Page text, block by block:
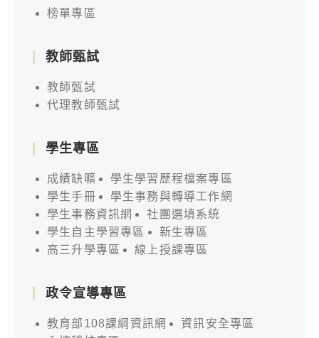
榜單專區
教師甄試
教師甄試
代理教師甄試
學生專區
成績缺曠
學生學習歷程檔案專區
學生手冊
學生事務與轉導工作網
學生事務資訊網
社團選填系統
學生自主學習專區
新生專區
高三升學專區
線上授課專區
政令宣導專區
教育部108課綱資訊網
資訊安全專區